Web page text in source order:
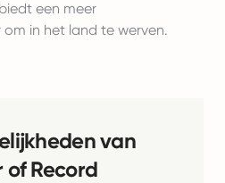
een meer
in het land te werven.
van
of Record